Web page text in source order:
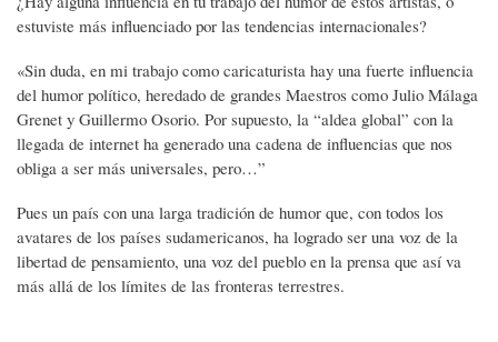
estuviste más influenciado por las tendencias internacionales?
«Sin duda, en mi trabajo como caricaturista hay una fuerte influencia
del humor político, heredado de grandes Maestros como Julio Málaga
Grenet y Guillermo Osorio. Por supuesto, la “aldea global” con la
llegada de internet ha generado una cadena de influencias que nos
obliga a ser más universales, pero…”
Pues un país con una larga tradición de humor que, con todos los
avatares de los países sudamericanos, ha logrado ser una voz de la
libertad de pensamiento, una voz del pueblo en la prensa que así va
más allá de los límites de las fronteras terrestres.